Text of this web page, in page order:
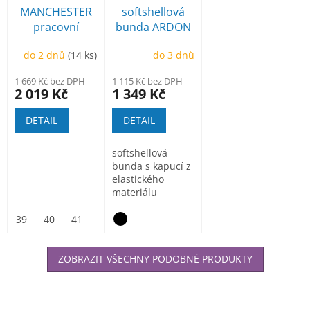
MANCHESTER
pracovní
do 2 dnů(14 ks)
1 669 Kč bez DPH
2 019 Kč
DETAIL
39 40 41 43
softshellová
bunda ARDON
do 3 dnů
1 115 Kč bez DPH
1 349 Kč
DETAIL
softshellová
bunda s kapucí z
elastického
materiálu
vnitřní část...
ZOBRAZIT VŠECHNY PODOBNÉ PRODUKTY